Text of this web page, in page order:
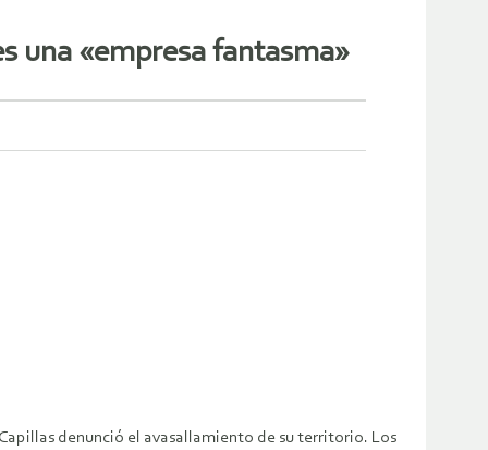
una «empresa fantasma»
denunció el avasallamiento de su territorio. Los